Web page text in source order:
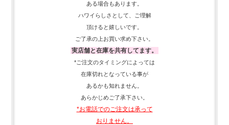
ある場合もあります。
ハワイらしさとして、
ご理解
頂ける と嬉しいです。
ご了承の上お買い求め下さい。
実店舗と在庫を共有してます。
*ご注文のタイミングによっては
在庫切れとなっている事が
あるかも知れません。
あらかじめご了承下さい。
*お電話でのご注文は承って
おりません。